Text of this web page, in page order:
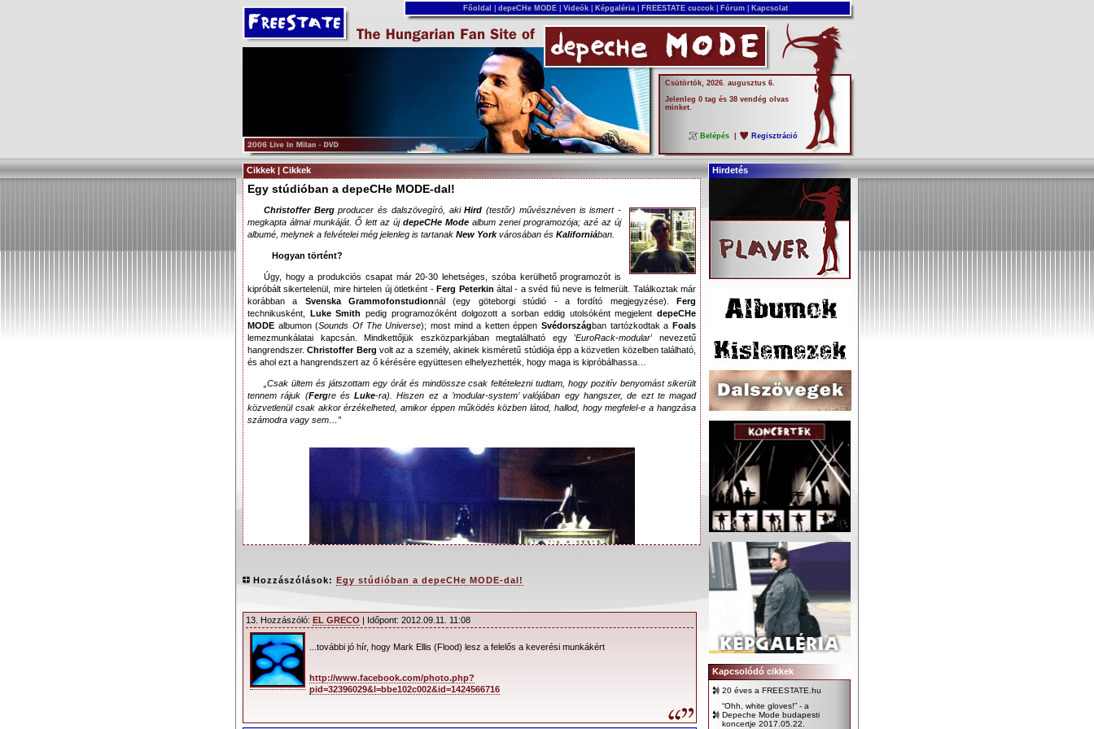
Főoldal depeCHe MODE Videók Képgaléria FREESTATE cuccok Fórum Kapcsolat
Csütörtök, 2026. augusztus 6.
Jelenleg 0 tag és 38 vendég olvas
minket.
Belépés Regisztráció
Cikkek | Cikkek Hirdetés
Egy stúdióban a depeCHe MODE-dal!
Christoffer Bergproducer és dalszövegíró, akiHird(testőr) művésznéven is ismert -
megkapta álmai munkáját. Ő lett az új depeCHe Mode album zenei programozója; azé az új
albumé, melynek a felvételei még jelenleg is tartanak New Yorkvárosában és Kaliforniában.
Hogyan történt?
Úgy, hogy a produkciós csapat már 20-30 lehetséges, szóba kerülhető programozót is
kipróbált sikertelenül, mire hirtelen új ötletként -Ferg Peterkin által - a svéd fiú neve is felmerült. Találkoztak már
korábban a Svenska Grammofonstudionnál (egy göteborgi stúdió - a fordító megjegyzése).Ferg
technikusként, Luke Smith pedig programozóként dolgozott a sorban eddig utolsóként megjelentdepeCHe
MODE albumon (Sounds Of The Universe); most mind a ketten éppenSvédországban tartózkodtak aFoals
lemezmunkálatai kapcsán. Mindkettőjük eszközparkjában megtalálható egy ’EuroRack-modular’ nevezetű
hangrendszer.Christoffer Berg volt az a személy, akinek kisméretű stúdiója épp a közvetlen közelben található,
és ahol ezt a hangrendszert az ő kérésére együttesen elhelyezhették, hogy maga is kipróbálhassa…
„Csak ültem és játszottam egy órát és mindössze csak feltételezni tudtam, hogy pozitív benyomást sikerült
tennem rájuk (Fergre ésLuke-ra). Hiszen ez a ’modular-system’ valójában egy hangszer, de ezt te magad
közvetlenül csak akkor érzékelheted, amikor éppen működés közben látod, hallod, hogy megfelel-e a hangzása
számodra vagy sem…”
Hozzászólások: Egy stúdióban a depeCHe MODE-dal!
13. Hozzászóló: EL GRECO | Időpont: 2012.09.11. 11:08
...további jó hír, hogy Mark Ellis (Flood) lesz a felelős a keverési munkákért
http://www.facebook.com/photo.php?
pid=32396029&l=bbe102c002&id=1424566716
Kapcsolódó cikkek
20 éves a FREESTATE.hu
“Ohh, white gloves!” - a
Depeche Mode budapesti
koncertje 2017.05.22.